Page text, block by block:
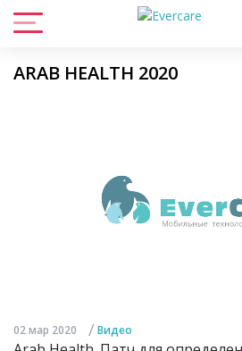
ARAB HEALTH 2020
02 мар 2020 / Видео